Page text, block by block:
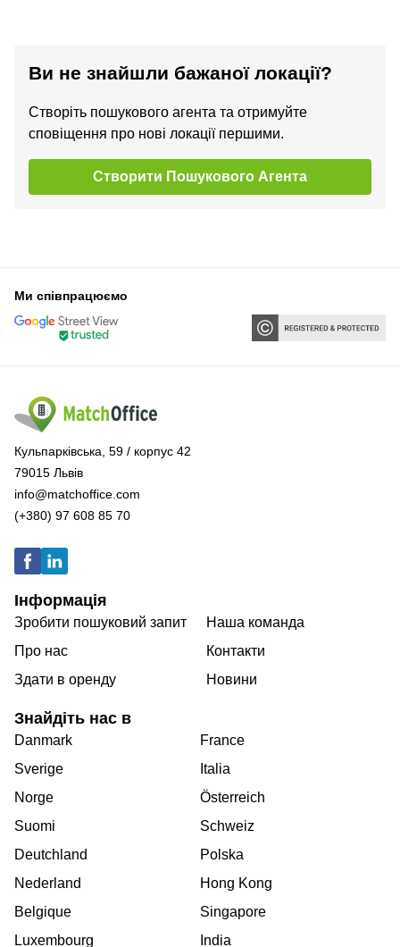
Ви не знайшли бажаної локації?
Створіть пошукового агента та отримуйте
сповіщення про нові локації першими.
Створити Пошукового Агента
Ми співпрацюємо
Кульпарківська, 59 / корпус 42
79015 Львів
info@matchoffice.com
(+380) 97 608 85 70
Інформація
Зробити пошуковий запит
Про нас
Здати в оренду
Наша команда
Контакти
Новини
Знайдіть нас в
Danmark
Sverige
Norge
Suomi
Deutchland
Nederland
Belgique
Luxembourg
France
Italia
Österreich
Schweiz
Polska
Hong Kong
Singapore
India